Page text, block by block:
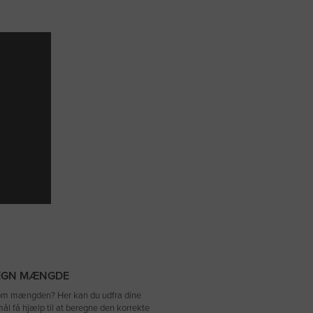
MÆNGDE
mængden? Her kan du udfra dine
få hjælp til at beregne den korrekte